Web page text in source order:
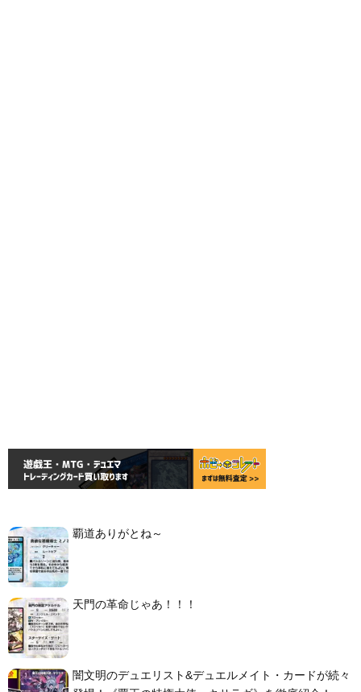
覇道ありがとね～
天門の革命じゃあ！！！
闇文明のデュエリスト&デュエルメイト・カードが続々